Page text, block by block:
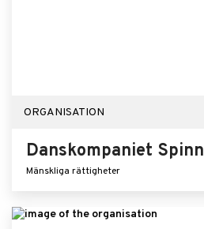
ORGANISATION
Danskompaniet Spinn
Mänskliga rättigheter